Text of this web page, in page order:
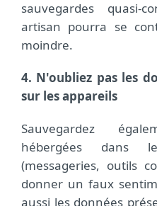
sauvegardes quasi-
artisan pourra se
moindre.
4. N'oubliez pas les
sur les appareils
Sauvegardez
hébergées dans
(messageries, outils
donner un faux
aussi les données